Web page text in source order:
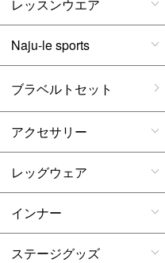
レッスンウエア
Naju-le sports
ブラベルトセット
アクセサリー
レッグウェア
インナー
ステージグッズ